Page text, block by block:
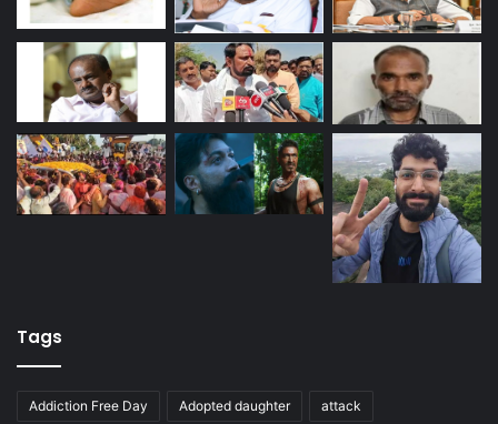
Tags
Addiction Free Day Adopted daughter attack